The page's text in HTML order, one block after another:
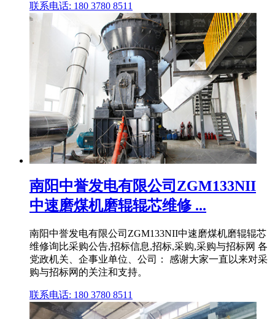
联系电话: 180 3780 8511
南阳中誉发电有限公司ZGM133NII
中速磨煤机磨辊辊芯维修 ...
南阳中誉发电有限公司ZGM133NII中速磨煤机磨辊辊芯
维修询比采购公告,招标信息,招标,采购,采购与招标网 各
党政机关、企事业单位、公司： 感谢大家一直以来对采
购与招标网的关注和支持。
联系电话: 180 3780 8511